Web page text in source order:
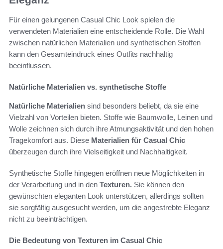
Für einen gelungenen Casual Chic Look spielen die
verwendeten Materialien eine entscheidende Rolle. Die Wahl
zwischen natürlichen Materialien und synthetischen Stoffen
kann den Gesamteindruck eines Outfits nachhaltig
beeinflussen.
Natürliche Materialien vs. synthetische Stoffe
Natürliche Materialien sind besonders beliebt, da sie eine
Vielzahl von Vorteilen bieten. Stoffe wie Baumwolle, Leinen und
Wolle zeichnen sich durch ihre Atmungsaktivität und den hohen
Tragekomfort aus. Diese Materialien für Casual Chic
überzeugen durch ihre Vielseitigkeit und Nachhaltigkeit.
Synthetische Stoffe hingegen eröffnen neue Möglichkeiten in
der Verarbeitung und in den Texturen. Sie können den
gewünschten eleganten Look unterstützen, allerdings sollten
sie sorgfältig ausgesucht werden, um die angestrebte Eleganz
nicht zu beeinträchtigen.
Die Bedeutung von Texturen im Casual Chic